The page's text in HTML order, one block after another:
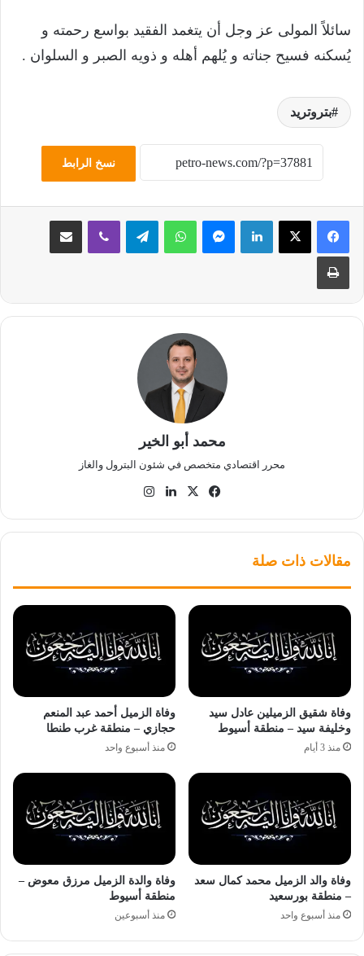
سائلاً المولى عز وجل أن يتغمد الفقيد بواسع رحمته و
يُسكنه فسيح جناته و يُلهم أهله و ذويه الصبر و السلوان .
بتروتريد
نسخ الرابط
لينكدإن ماسنجر واتساب تيلقرام ڤايبر مشاركة عبر البريد
طباعة
محمد أبو الخير
محرر اقتصادي متخصص في شئون البترول والغاز
فيسبوك
‫X لينكدإن
مقالات ذات صلة
وفاة شقيق الزميلين عادل سيد
وخليفة سيد – منطقة أسيوط
منذ 3 أيام
وفاة الزميل أحمد عبد المنعم
حجازي – منطقة غرب طنطا
منذ أسبوع واحد
وفاة والد الزميل محمد كمال سعد
– منطقة بورسعيد
منذ أسبوع واحد
وفاة والدة الزميل مرزق معوض –
منطقة أسيوط
منذ أسبوعين